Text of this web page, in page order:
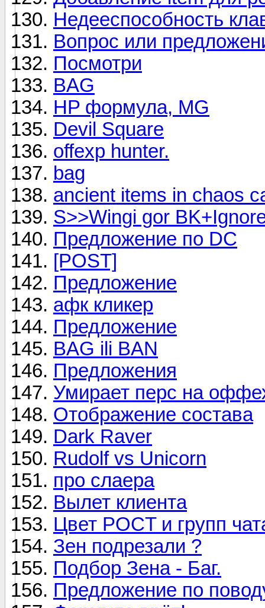
Недееспособность
Вопрос или
Посмотри
BAG
HP формула, MG
Devil Square
offexp hunter.
bag
ancient items in chaos
S>>Wingi gor
Предложение по DC
[POST]
Предложение
афк кликер
Предложение
BAG ili BAN
Предложения
Умирает перс на
Отображение состава
Dark Raver
Rudolf vs Unicorn
про слаера
Вылет клиента
Цвет POCT и групп
Зен подрезали ?
Подбор Зена - Баг.
Предложение по